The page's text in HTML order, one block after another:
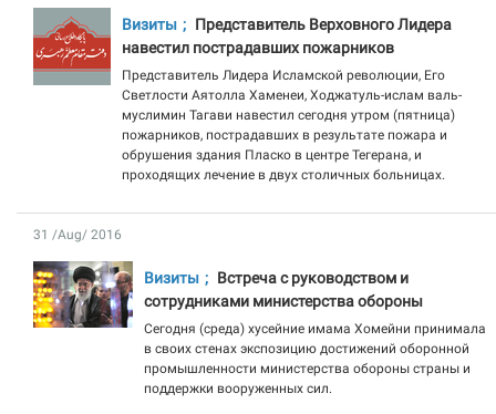
Визиты
Представитель Верховного Лидера
навестил пострадавших пожарников
Представитель Лидера Исламской революции, Его
Светлости Аятолла Хаменеи, Ходжатуль-ислам валь-
муслимин Тагави навестил сегодня утром (пятница)
пожарников, пострадавших в результате пожара и
обрушения здания Пласко в центре Тегерана, и
проходящих лечение в двух столичных больницах.
31 /Aug/ 2016
Визиты
Встреча с руководством и
сотрудниками министерства обороны
Сегодня (среда) хусейние имама Хомейни принимала
в своих стенах экспозицию достижений оборонной
промышленности министерства обороны страны и
поддержки вооруженных сил.